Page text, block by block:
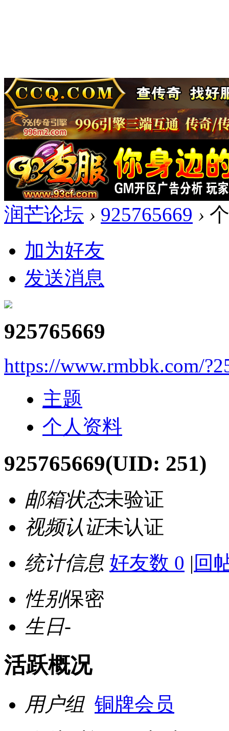
润芒论坛 › 925765669 ›
加为好友
发送消息
925765669
https://www.rmbbk.com/
主题
个人资料
925765669(UID: 251)
邮箱状态未验证
视频认证未认证
统计信息 好友数 0 | 回
性别保密
生日-
活跃概况
用户组 铜牌会员